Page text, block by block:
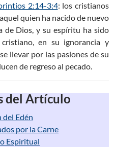
2:14-3:4: los cristianos
quien ha nacido de nuevo
de Dios, y su espíritu ha sido
en su ignorancia y
llevar por las pasiones de su
de regreso al pecado.
del Artículo
del Edén
por la Carne
Espiritual